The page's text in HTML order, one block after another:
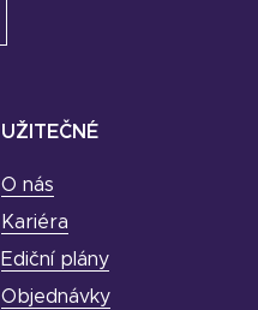
UŽITEČNÉ
O nás
Kariéra
Ediční plány
Objednávky